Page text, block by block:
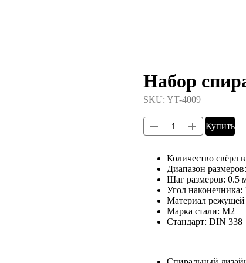
Набор
SKU: YT-4009
Купить
Количество свёрл
Диапазон
Шаг размеров: 0.5
Угол наконечника:
Материал режущей
Марка стали: M2
Стандарт: DIN 338